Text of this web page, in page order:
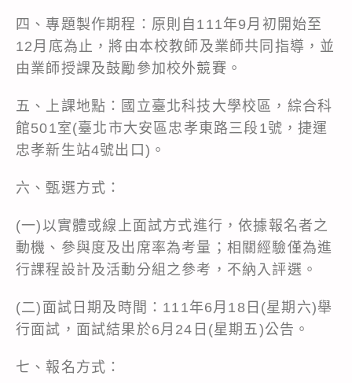
四、專題製作期程：原則自111年9月初開始至
12月底為止，將由本校教師及業師共同指導，並
由業師授課及鼓勵參加校外競賽。
五、上課地點：國立臺北科技大學校區，綜合科
館501室(臺北市大安區忠孝東路三段1號，捷運
忠孝新生站4號出口)。
六、甄選方式：
(一)以實體或線上面試方式進行，依據報名者之
動機、參與度及出席率為考量；相關經驗僅為進
行課程設計及活動分組之參考，不納入評選。
(二)面試日期及時間：111年6月18日(星期六)舉
行面試，面試結果於6月24日(星期五)公告。
七、報名方式：